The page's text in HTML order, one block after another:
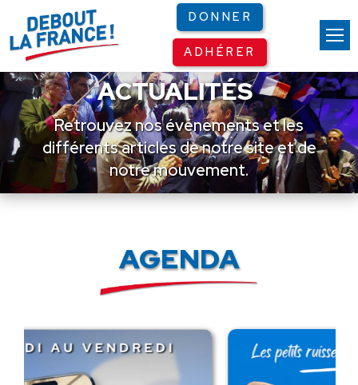
DONNER
ADHÉRER
ACTUALITÉS
Retrouvez nos événements et les
différents articles de notre site et de
notre mouvement.
AGENDA
Panneau de gestion des cookies